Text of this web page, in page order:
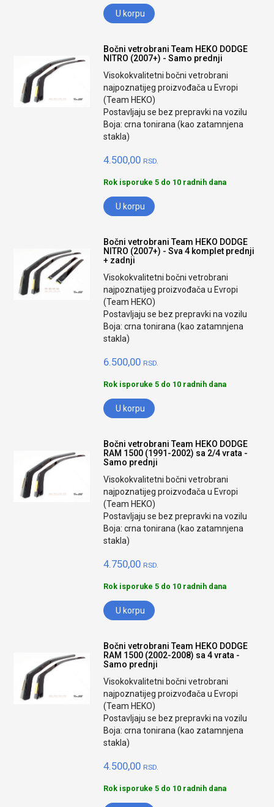
U korpu
Bočni vetrobrani Team HEKO DODGE
NITRO (2007+) - Samo prednji
Visokokvalitetni bočni vetrobrani
najpoznatijeg proizvođača u Evropi
(Team HEKO)
Postavljaju se bez prepravki na vozilu
Boja: crna tonirana (kao zatamnjena
stakla)
4.500,00 RSD.
Rok isporuke 5 do 10 radnih dana
U korpu
Bočni vetrobrani Team HEKO DODGE
NITRO (2007+) - Sva 4 komplet prednji
+ zadnji
Visokokvalitetni bočni vetrobrani
najpoznatijeg proizvođača u Evropi
(Team HEKO)
Postavljaju se bez prepravki na vozilu
Boja: crna tonirana (kao zatamnjena
stakla)
6.500,00 RSD.
Rok isporuke 5 do 10 radnih dana
U korpu
Bočni vetrobrani Team HEKO DODGE
RAM 1500 (1991-2002) sa 2/4 vrata -
Samo prednji
Visokokvalitetni bočni vetrobrani
najpoznatijeg proizvođača u Evropi
(Team HEKO)
Postavljaju se bez prepravki na vozilu
Boja: crna tonirana (kao zatamnjena
stakla)
4.750,00 RSD.
Rok isporuke 5 do 10 radnih dana
U korpu
Bočni vetrobrani Team HEKO DODGE
RAM 1500 (2002-2008) sa 4 vrata -
Samo prednji
Visokokvalitetni bočni vetrobrani
najpoznatijeg proizvođača u Evropi
(Team HEKO)
Postavljaju se bez prepravki na vozilu
Boja: crna tonirana (kao zatamnjena
stakla)
4.500,00 RSD.
Rok isporuke 5 do 10 radnih dana